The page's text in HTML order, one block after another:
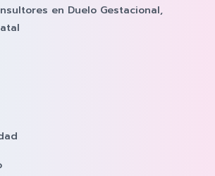
en Duelo Gestacional,